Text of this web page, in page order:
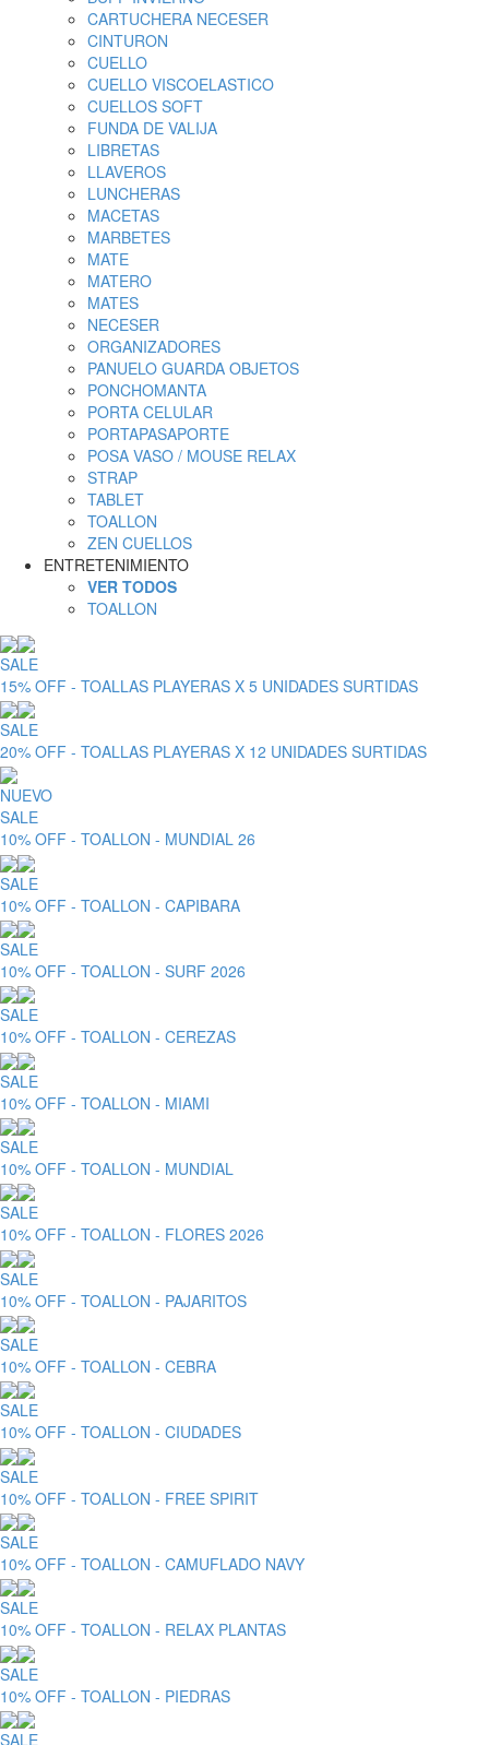
CARTUCHERA NECESER
CINTURON
CUELLO
CUELLO VISCOELASTICO
CUELLOS SOFT
FUNDA DE VALIJA
LIBRETAS
LLAVEROS
LUNCHERAS
MACETAS
MARBETES
MATE
MATERO
MATES
NECESER
ORGANIZADORES
PANUELO GUARDA OBJETOS
PONCHOMANTA
PORTA CELULAR
PORTAPASAPORTE
POSA VASO / MOUSE RELAX
STRAP
TABLET
TOALLON
ZEN CUELLOS
ENTRETENIMIENTO
VER TODOS
TOALLON
SALE
15% OFF - TOALLAS PLAYERAS X 5 UNIDADES SURTIDAS
SALE
20% OFF - TOALLAS PLAYERAS X 12 UNIDADES SURTIDAS
NUEVO
SALE
10% OFF - TOALLON - MUNDIAL 26
SALE
10% OFF - TOALLON - CAPIBARA
SALE
10% OFF - TOALLON - SURF 2026
SALE
10% OFF - TOALLON - CEREZAS
SALE
10% OFF - TOALLON - MIAMI
SALE
10% OFF - TOALLON - MUNDIAL
SALE
10% OFF - TOALLON - FLORES 2026
SALE
10% OFF - TOALLON - PAJARITOS
SALE
10% OFF - TOALLON - CEBRA
SALE
10% OFF - TOALLON - CIUDADES
SALE
10% OFF - TOALLON - FREE SPIRIT
SALE
10% OFF - TOALLON - CAMUFLADO NAVY
SALE
10% OFF - TOALLON - RELAX PLANTAS
SALE
10% OFF - TOALLON - PIEDRAS
SALE